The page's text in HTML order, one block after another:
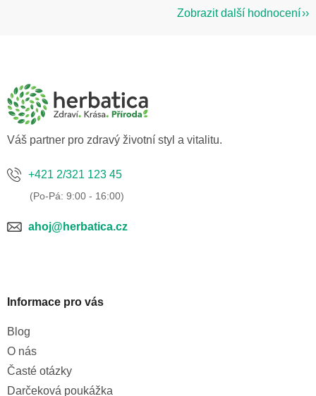
Zobrazit další hodnocení
a
Váš partner pro zdravý životní styl a vitalitu.
+421 2/321 123 45
ahoj@herbatica.cz
Informace pro vás
Blog
O nás
Časté otázky
Darčeková poukážka